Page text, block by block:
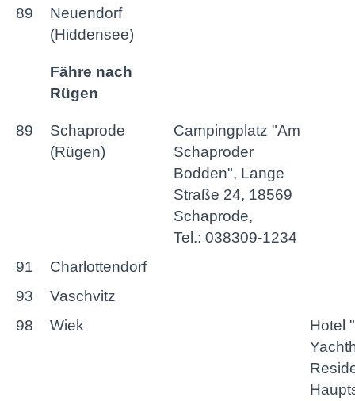
89
Neuendorf
(Hiddensee)
Fähre nach
Rügen
89
Schaprode
(Rügen)
Campingplatz "Am
Schaproder
Bodden", Lange
Straße 24, 18569
Schaprode,
Tel.: 038309-1234
91
Charlottendorf
93
Vaschvitz
98
Wiek
Hotel